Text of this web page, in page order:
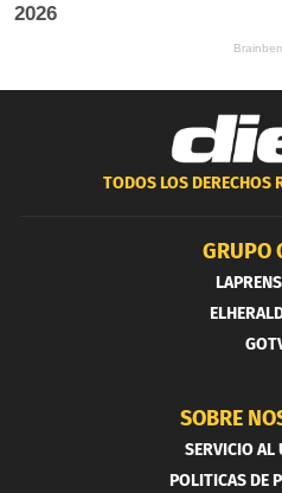
TODOS LOS DERECHOS
GRUPO
SOBRE
SERVICIO AL
POLITICAS DE